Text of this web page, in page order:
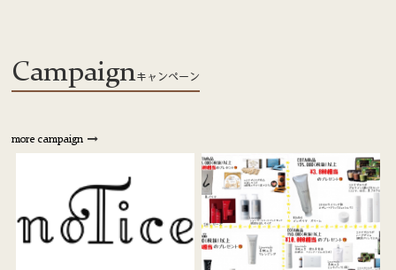
Campaignキャンペーン
more campaign